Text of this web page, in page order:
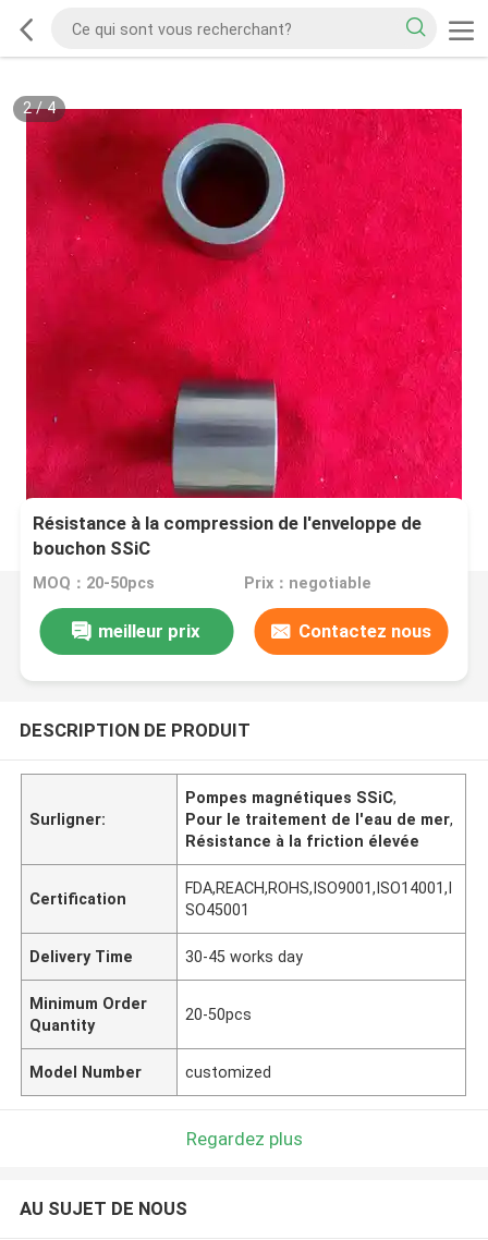
2/4
Résistance à la compression de l'enveloppe de
bouchon SSiC
MOQ：20-50pcs Prix：negotiable
meilleur prix Contactez nous
DESCRIPTION DE PRODUIT
Surligner:
Pompes magnétiques SSiC,
Pour le traitement de l'eau de mer,
Résistance à la friction élevée
Certification
FDA,REACH,ROHS,ISO9001,ISO14001,I
SO45001
Delivery Time 30-45 works day
Minimum Order
Quantity
20-50pcs
Model Number customized
Regardez plus
AU SUJET DE NOUS